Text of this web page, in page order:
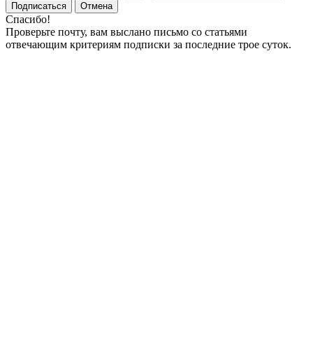
Подписаться
Отмена
Спасибо!
Проверьте почту, вам выслано письмо со статьями
отвечающим критериям подписки за последние трое суток.